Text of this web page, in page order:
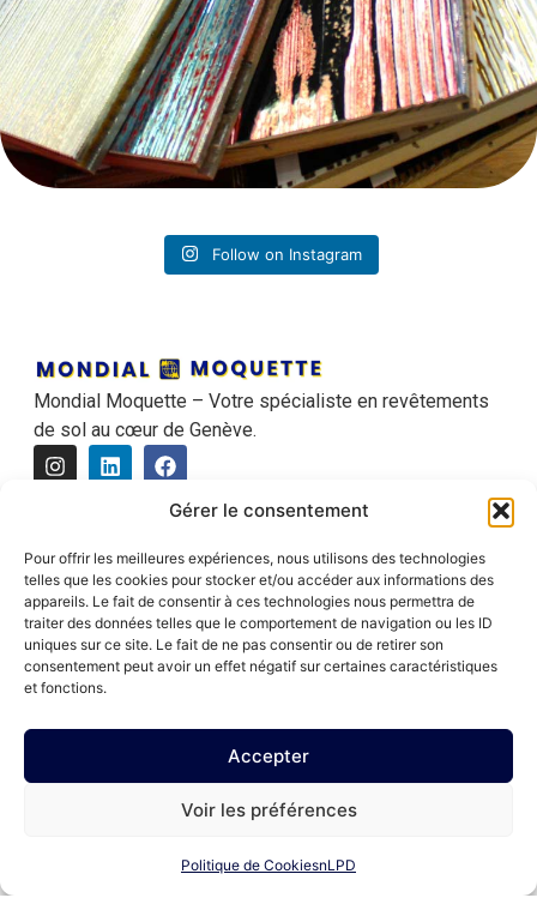
Gérer le consentement
Pour offrir les meilleures expériences, nous utilisons des technologies
telles que les cookies pour stocker et/ou accéder aux informations des
appareils. Le fait de consentir à ces technologies nous permettra de
traiter des données telles que le comportement de navigation ou les ID
uniques sur ce site. Le fait de ne pas consentir ou de retirer son
consentement peut avoir un effet négatif sur certaines caractéristiques
et fonctions.
Accepter
Voir les préférences
Politique de CookiesnLPD
Follow on Instagram
Mondial Moquette – Votre spécialiste en revêtements
de sol au cœur de Genève.
Liens utiles :
Accueil
À propos
Nos services
Actualités
Contact
Horaires d'ouverture :
Lundi au vendredi : 08:00 - 12:00 et 13:00 – 18:00
Samedi : 09:00 - 12:00
Nous contacter :